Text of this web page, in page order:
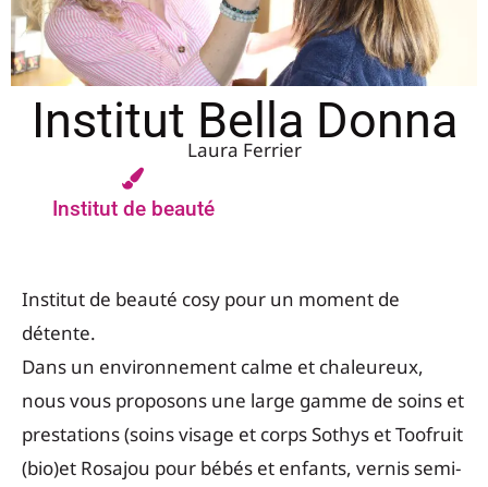
Institut Bella Donna
Laura Ferrier
Institut de beauté
Institut de beauté cosy pour un moment de
détente.
Dans un environnement calme et chaleureux,
nous vous proposons une large gamme de soins et
prestations (soins visage et corps Sothys et Toofruit
(bio)et Rosajou pour bébés et enfants, vernis semi-